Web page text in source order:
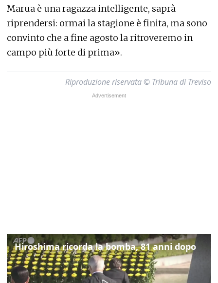
Marua è una ragazza intelligente, saprà
riprendersi: ormai la stagione è finita, ma sono
convinto che a fine agosto la ritroveremo in
campo più forte di prima».
Riproduzione riservata © Tribuna di Treviso
Hiroshima ricorda la bomba, 81 anni dopo